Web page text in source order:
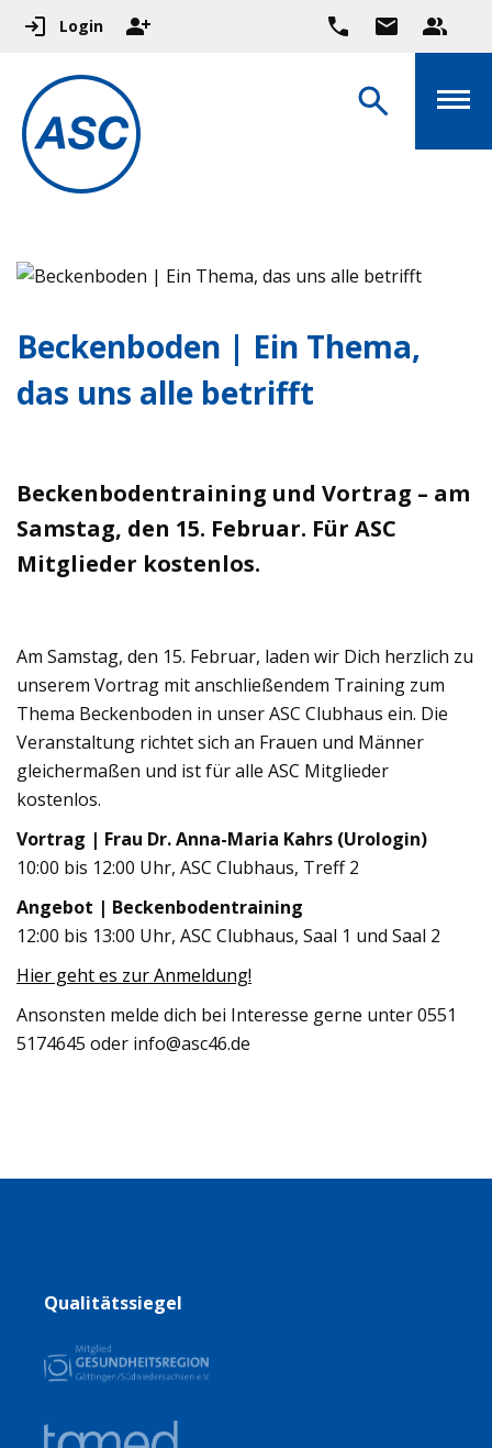
Login
Beckenboden | Ein Thema,
das uns alle betrifft
Beckenbodentraining und Vortrag – am
Samstag, den 15. Februar. Für ASC
Mitglieder kostenlos.
Am Samstag, den 15. Februar, laden wir Dich herzlich zu
unserem Vortrag mit anschließendem Training zum
Thema Beckenboden in unser ASC Clubhaus ein. Die
Veranstaltung richtet sich an Frauen und Männer
gleichermaßen und ist für alle ASC Mitglieder
kostenlos.
Vortrag | Frau Dr. Anna-Maria Kahrs (Urologin)
10:00 bis 12:00 Uhr, ASC Clubhaus, Treff 2
Angebot | Beckenbodentraining
12:00 bis 13:00 Uhr, ASC Clubhaus, Saal 1 und Saal 2
Hier geht es zur Anmeldung!
Ansonsten melde dich bei Interesse gerne unter 0551
5174645 oder info@asc46.de
Qualitätssiegel